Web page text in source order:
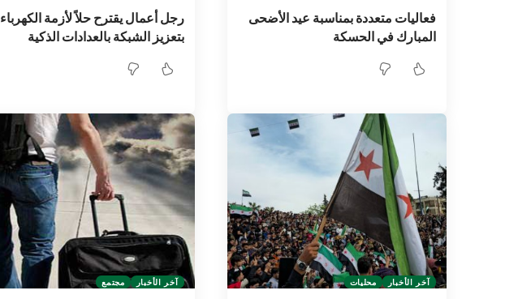
فعاليات متعددة بمناسبة عيد الأضحى
المبارك في الحسكة
رجل أعمال يقترح حلاً لأزمة الكهرباء
بتعزيز الشبكة بالعدادات الذكية
آخر الأخبار محليات آخر الأخبار مجتمع